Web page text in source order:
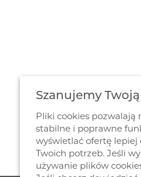
Szanujemy
Pliki cookies
stabilne i poprawne
wyświetlać ofertę lepiej
Twoich potrzeb. Jeśli
używanie plików